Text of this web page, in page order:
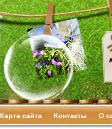
Карта сайта Контакты О